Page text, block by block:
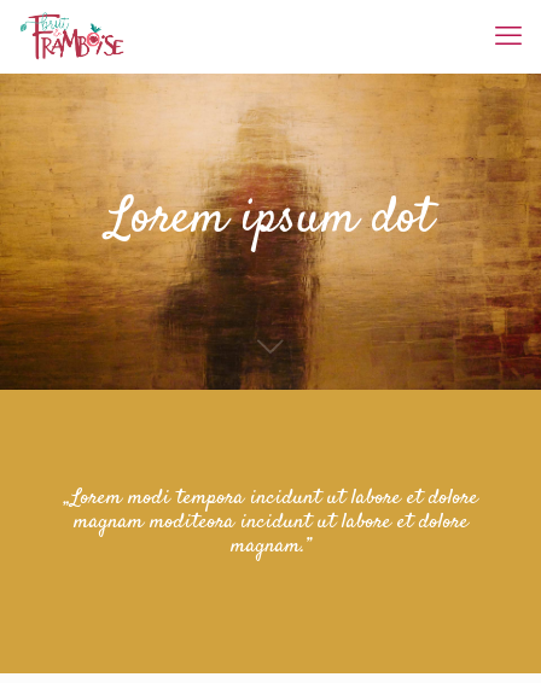
Lorem ipsum dot
„Lorem modi tempora incidunt ut labore et dolore
magnam moditeora incidunt ut labore et dolore
magnam.”